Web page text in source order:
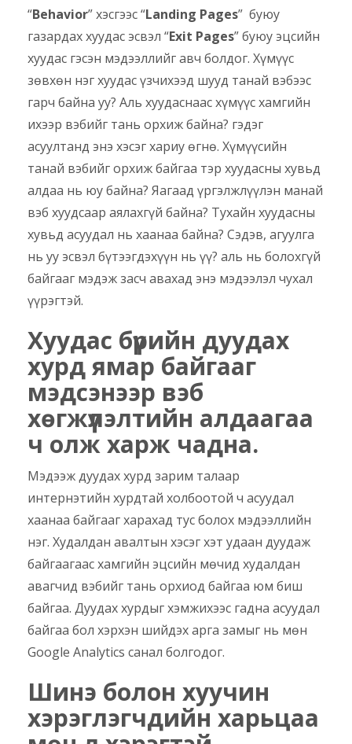
“Behavior” хэсгээс “Landing Pages” буюу
газардах хуудас эсвэл “Exit Pages” буюу эцсийн
хуудас гэсэн мэдээллийг авч болдог. Хүмүүс
зөвхөн нэг хуудас үзчихээд шууд танай вэбээс
гарч байна уу? Аль хуудаснаас хүмүүс хамгийн
ихээр вэбийг тань орхиж байна? гэдэг
асуултанд энэ хэсэг хариу өгнө. Хүмүүсийн
танай вэбийг орхиж байгаа тэр хуудасны хувьд
алдаа нь юу байна? Яагаад үргэлжлүүлэн манай
вэб хуудсаар аялахгүй байна? Тухайн хуудасны
хувьд асуудал нь хаанаа байна? Сэдэв, агуулга
нь уу эсвэл бүтээгдэхүүн нь үү? аль нь болохгүй
байгааг мэдэж засч авахад энэ мэдээлэл чухал
үүрэгтэй.
Хуудас бүрийн дуудах
хурд ямар байгааг
мэдсэнээр вэб
хөгжүүлэлтийн алдаагаа
ч олж харж чадна.
Мэдээж дуудах хурд зарим талаар
интернэтийн хурдтай холбоотой ч асуудал
хаанаа байгааг харахад тус болох мэдээллийн
нэг. Худалдан авалтын хэсэг хэт удаан дуудаж
байгаагаас хамгийн эцсийн мөчид худалдан
авагчид вэбийг тань орхиод байгаа юм биш
байгаа. Дуудах хурдыг хэмжихээс гадна асуудал
байгаа бол хэрхэн шийдэх арга замыг нь мөн
Google Analytics санал болгодог.
Шинэ болон хуучин
хэрэглэгчдийн харьцаа